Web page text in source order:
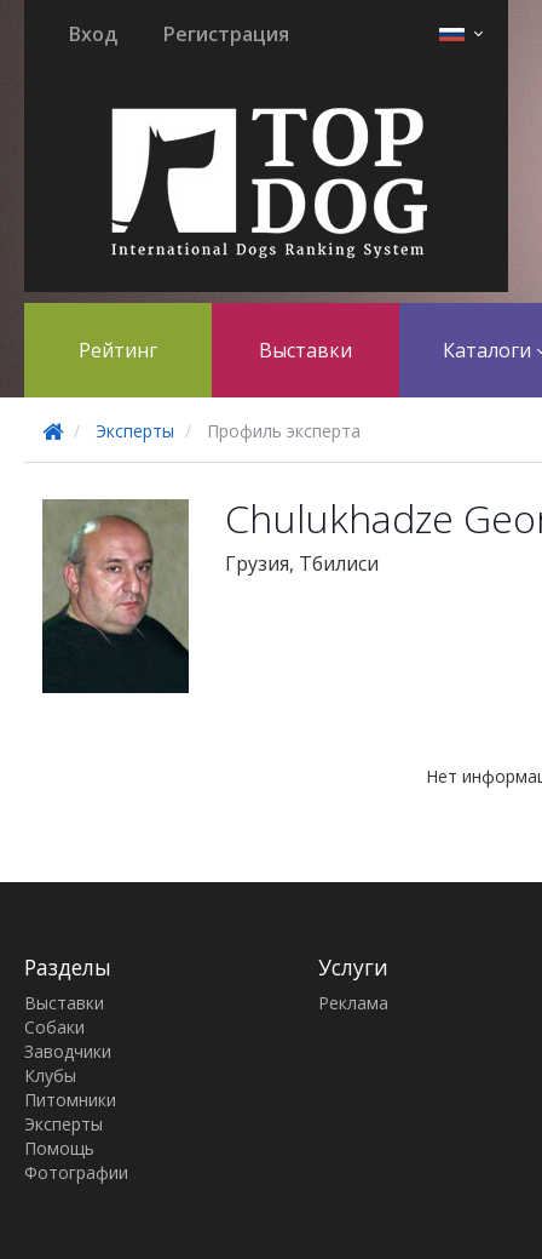
Вход Регистрация
Рейтинг Выставки Каталоги
Эксперты Профиль эксперта
Chulukhadze
Грузия, Тбилиси
Нет
Разделы
Выставки
Собаки
Заводчики
Клубы
Питомники
Эксперты
Помощь
Фотографии
Услуги
Реклама